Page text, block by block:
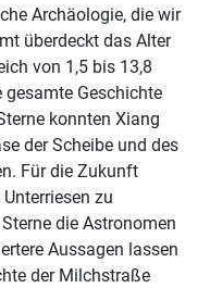
Archäologie, die wir
überdeckt das Alter
von 1,5 bis 13,8
Geschichte
konnten Xiang
der Scheibe und des
Für die Zukunft
zu
die Astronomen
Aussagen lassen
der Milchstraße